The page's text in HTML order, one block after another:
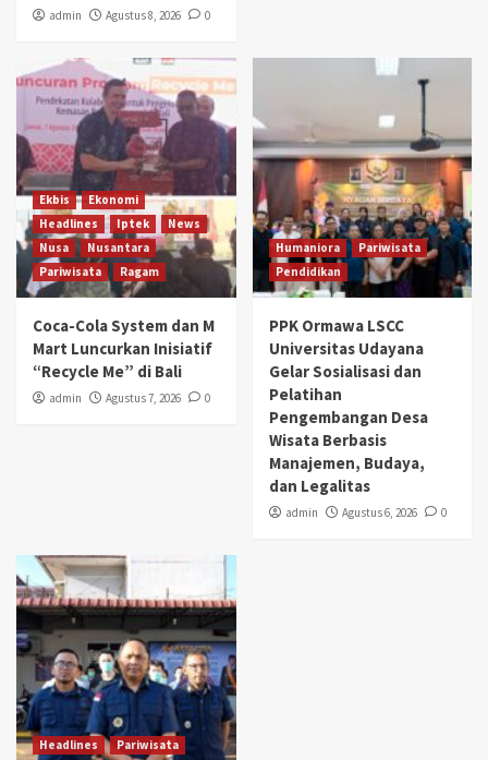
admin Agustus 8, 2026 0
Ekbis
Ekonomi
Headlines
Iptek
News
Nusa
Nusantara
Pariwisata
Ragam
Coca-Cola System dan M
Mart Luncurkan Inisiatif
“Recycle Me” di Bali
admin Agustus 7, 2026 0
Humaniora
Pariwisata
Pendidikan
PPK Ormawa LSCC
Universitas Udayana
Gelar Sosialisasi dan
Pelatihan
Pengembangan Desa
Wisata Berbasis
Manajemen, Budaya,
dan Legalitas
admin Agustus 6, 2026 0
Headlines Pariwisata